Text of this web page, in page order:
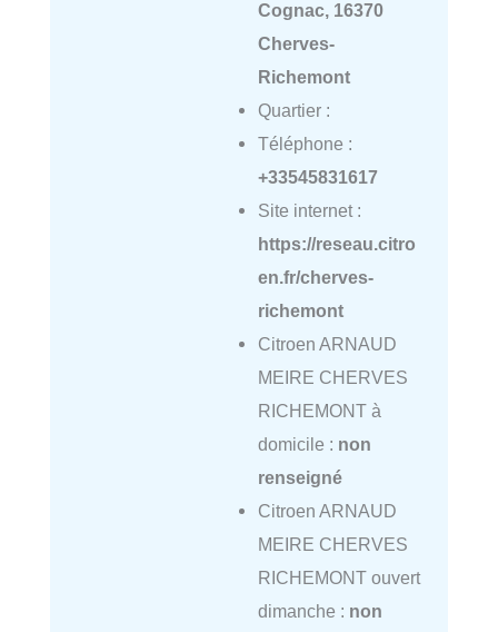
Cognac, 16370
Cherves-
Richemont
Quartier :
Téléphone :
+33545831617
Site internet :
https://reseau.citro
en.fr/cherves-
richemont
Citroen ARNAUD
MEIRE CHERVES
RICHEMONT à
domicile : non
renseigné
Citroen ARNAUD
MEIRE CHERVES
RICHEMONT ouvert
dimanche : non